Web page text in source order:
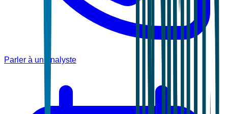
Parler à un analyste